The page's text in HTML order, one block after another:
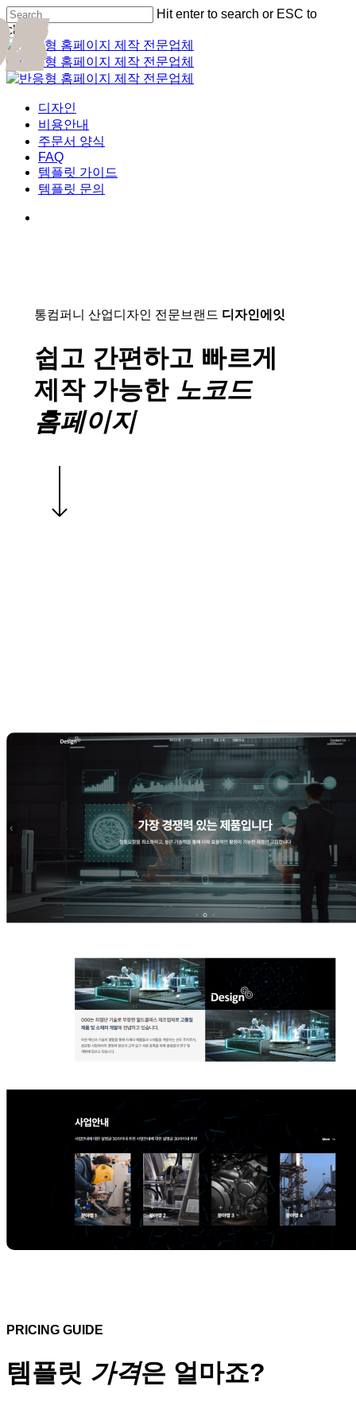
Skip
to
main
content
Hit enter to search or ESC to
close
Close
Search
Menu
디자인
비용안내
주문서 양식
FAQ
템플릿 가이드
템플릿 문의
통컴퍼니 산업디자인 전문브랜드 디자인에잇
쉽고 간편하고 빠르게
제작 가능한 노코드
홈페이지
PRICING GUIDE
템플릿 가격은 얼마죠?